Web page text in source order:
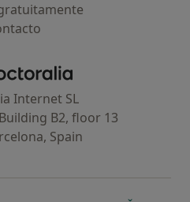
Doctoralia - Homepage
Internet SL
B2, floor 13
Spain